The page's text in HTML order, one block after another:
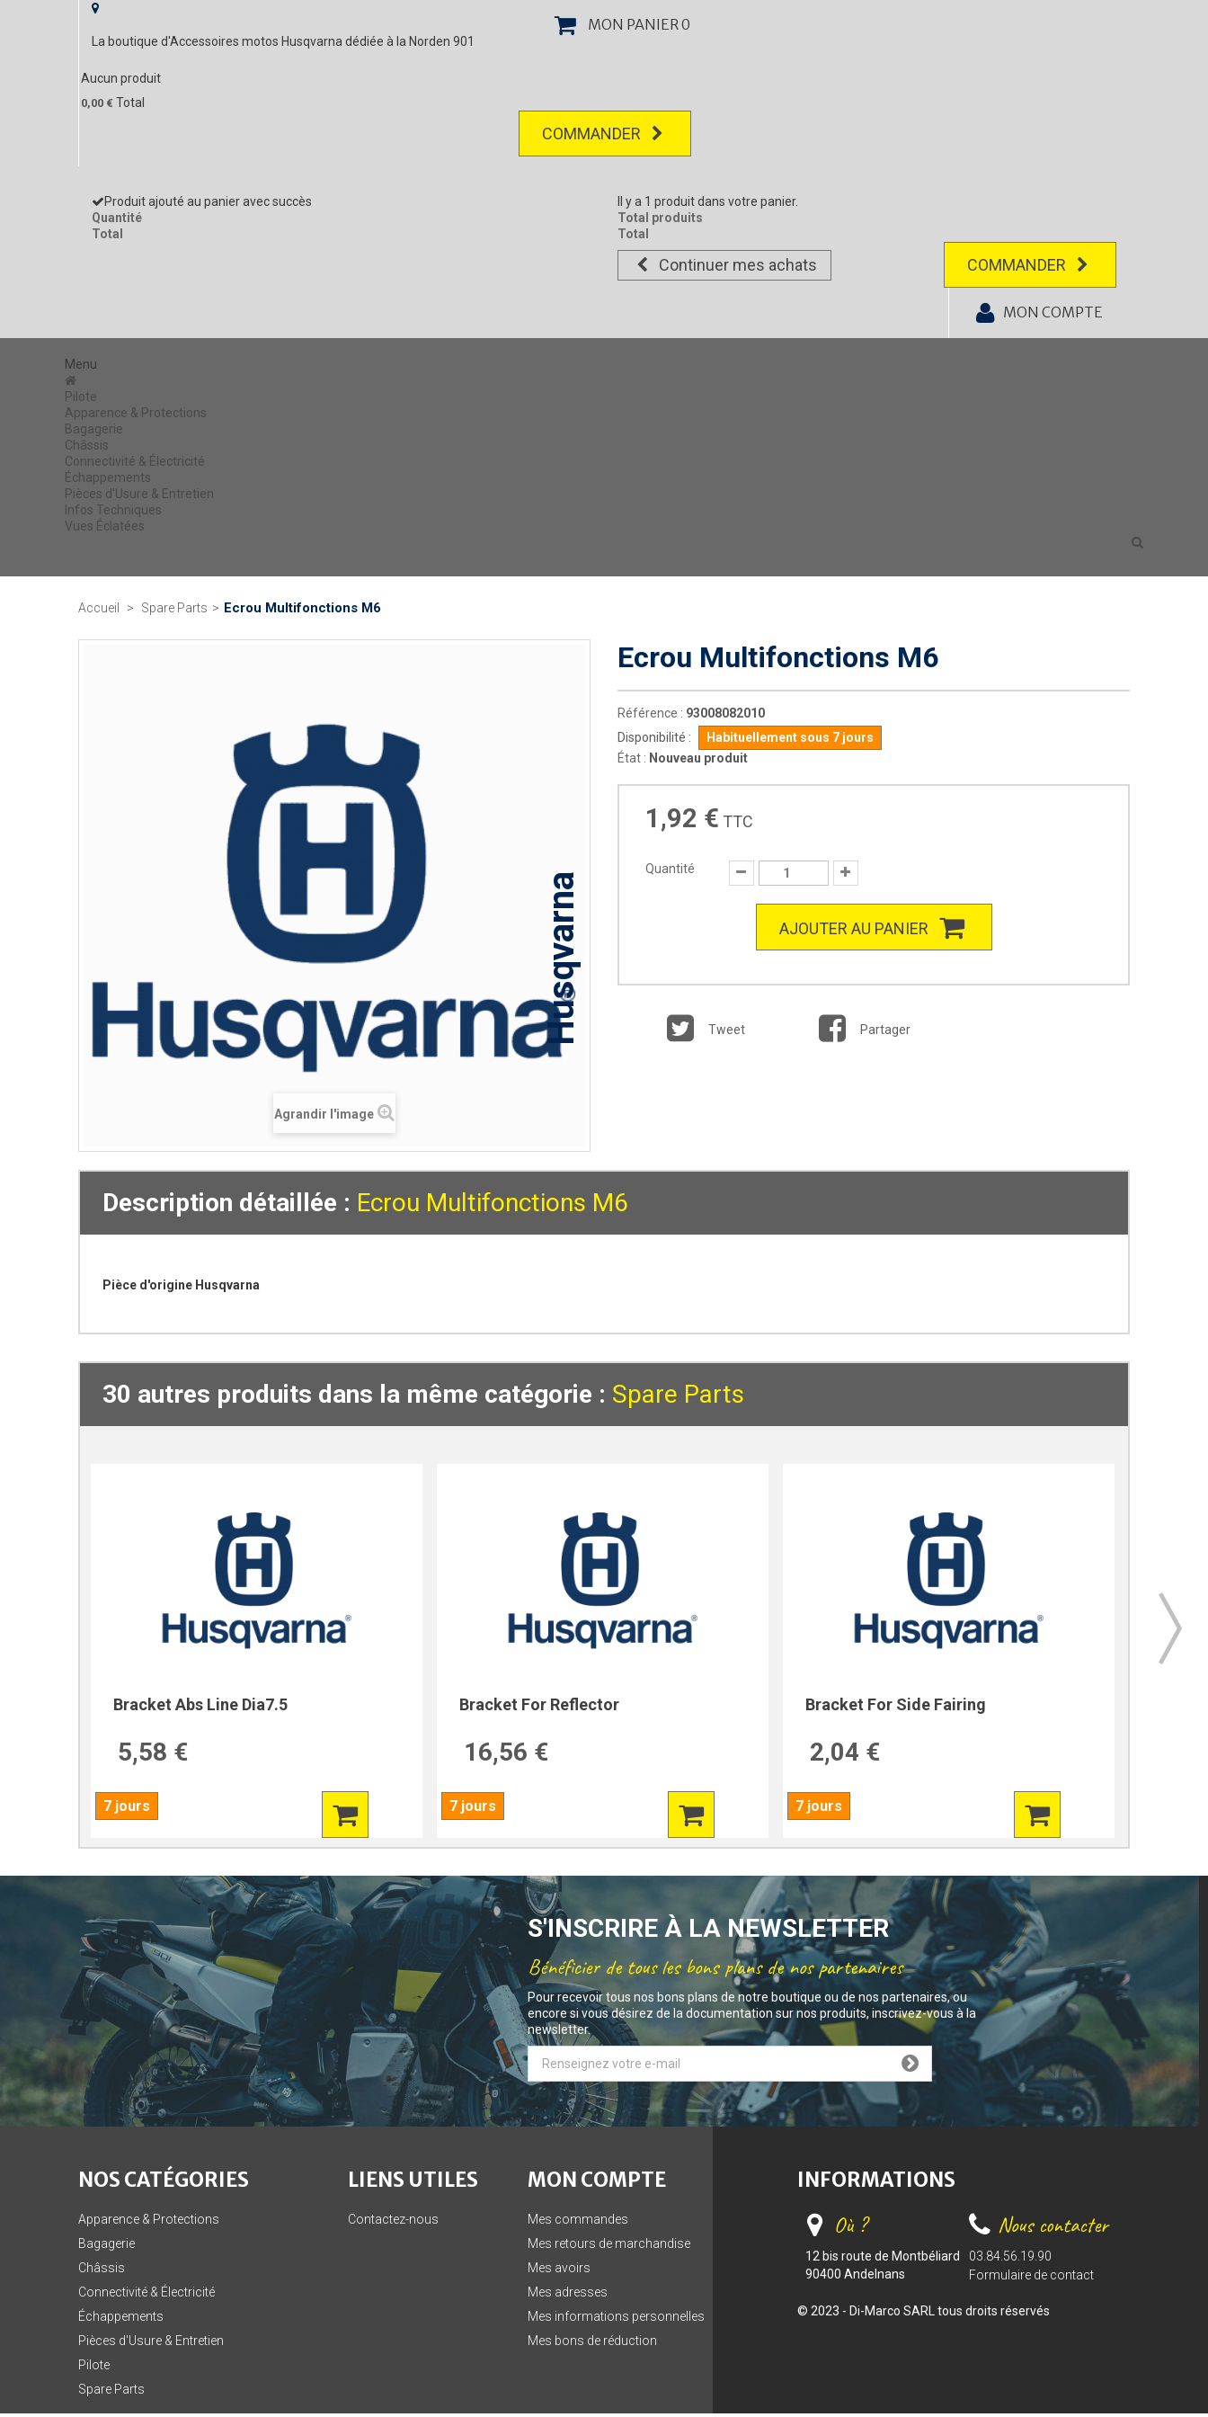
La boutique d'Accessoires motos Husqvarna dédiée à la Norden 901
MON PANIER0
Aucun produit
0,00 € Total
COMMANDER
Produit ajouté au panier avec succès
Quantité
Total
Il y a 1 produit dans votre panier.
Total produits
Total
Continuer mes achats COMMANDER
MON COMPTE
Menu
Pilote
Apparence & Protections
Bagagerie
Châssis
Connectivité & Électricité
Échappements
Pièces d'Usure & Entretien
Infos Techniques
Vues Éclatées
Accueil > Spare Parts > Ecrou Multifonctions M6
Agrandir l'image
Husqvarna
Ecrou Multifonctions M6
Référence : 93008082010
Disponibilité :
Habituellement sous 7 jours
État : Nouveau produit
1,92 € TTC
Quantité
AJOUTER AU PANIER
Tweet Partager
Description détaillée : Ecrou Multifonctions M6
Pièce d'origine Husqvarna
30 autres produits dans la même catégorie : Spare Parts
Bracket Abs Line Dia7.5
5,58 €
7 jours
Bracket For Reflector
16,56 €
7 jours
Bracket For Side Fairing
2,04 €
7 jours
S'INSCRIRE À LA NEWSLETTER
Bénéficier de tous les bons plans de nos partenaires
Pour recevoir tous nos bons plans de notre boutique ou de nos partenaires, ou
encore si vous désirez de la documentation sur nos produits, inscrivez-vous à la
newsletter.
NOS CATÉGORIES
Apparence & Protections
Bagagerie
Châssis
Connectivité & Électricité
Échappements
Pièces d'Usure & Entretien
Pilote
Spare Parts
LIENS UTILES
Contactez-nous
MON COMPTE
Mes commandes
Mes retours de marchandise
Mes avoirs
Mes adresses
Mes informations personnelles
Mes bons de réduction
INFORMATIONS
Où ?
12 bis route de Montbéliard
90400 Andelnans
Nous contacter
03.84.56.19.90
Formulaire de contact
© 2023 - Di-Marco SARL tous droits réservés